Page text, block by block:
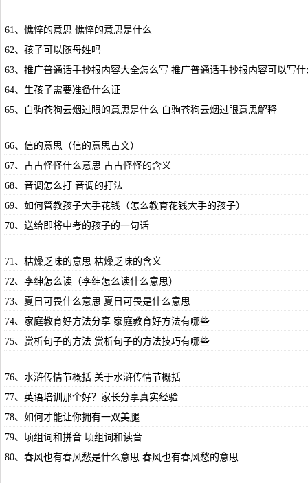
61、憔悴的意思 憔悴的意思是什么
62、孩子可以随母姓吗
63、推广普通话手抄报内容大全怎么写 推广普通话手抄报内容可以写什
64、生孩子需要准备什么证
65、白驹苍狗云烟过眼的意思是什么 白驹苍狗云烟过眼意思解释
66、信的意思（信的意思古文）
67、古古怪怪什么意思 古古怪怪的含义
68、音调怎么打 音调的打法
69、如何管教孩子大手花钱（怎么教育花钱大手的孩子）
70、送给即将中考的孩子的一句话
71、枯燥乏味的意思 枯燥乏味的含义
72、李绅怎么读（李绅怎么读什么意思）
73、夏日可畏什么意思 夏日可畏是什么意思
74、家庭教育好方法分享 家庭教育好方法有哪些
75、赏析句子的方法 赏析句子的方法技巧有哪些
76、水浒传情节概括 关于水浒传情节概括
77、英语培训那个好？家长分享真实经验
78、如何才能让你拥有一双美腿
79、顷组词和拼音 顷组词和读音
80、春风也有春风愁是什么意思 春风也有春风愁的意思